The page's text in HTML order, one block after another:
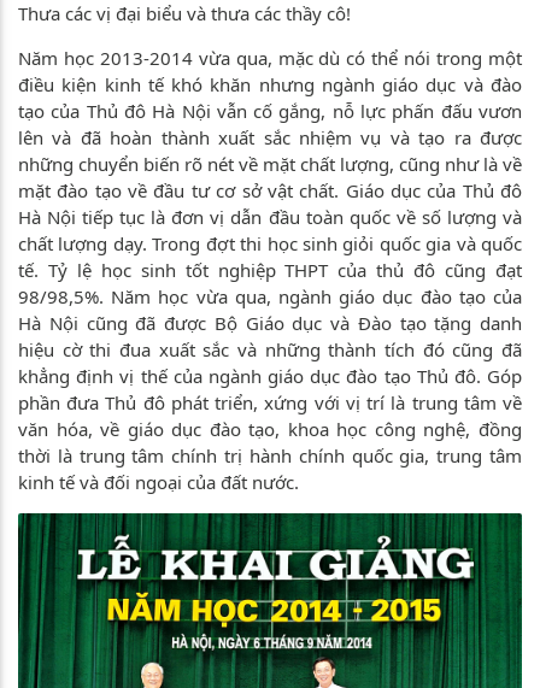
Thưa các vị đại biểu và thưa các thầy cô!
Năm học 2013-2014 vừa qua, mặc dù có thể nói trong một
điều kiện kinh tế khó khăn nhưng ngành giáo dục và đào
tạo của Thủ đô Hà Nội vẫn cố gắng, nỗ lực phấn đấu vươn
lên và đã hoàn thành xuất sắc nhiệm vụ và tạo ra được
những chuyển biến rõ nét về mặt chất lượng, cũng như là về
mặt đào tạo về đầu tư cơ sở vật chất. Giáo dục của Thủ đô
Hà Nội tiếp tục là đơn vị dẫn đầu toàn quốc về số lượng và
chất lượng dạy. Trong đợt thi học sinh giỏi quốc gia và quốc
tế. Tỷ lệ học sinh tốt nghiệp THPT của thủ đô cũng đạt
98/98,5%. Năm học vừa qua, ngành giáo dục đào tạo của
Hà Nội cũng đã được Bộ Giáo dục và Đào tạo tặng danh
hiệu cờ thi đua xuất sắc và những thành tích đó cũng đã
khẳng định vị thế của ngành giáo dục đào tạo Thủ đô. Góp
phần đưa Thủ đô phát triển, xứng với vị trí là trung tâm về
văn hóa, về giáo dục đào tạo, khoa học công nghệ, đồng
thời là trung tâm chính trị hành chính quốc gia, trung tâm
kinh tế và đối ngoại của đất nước.